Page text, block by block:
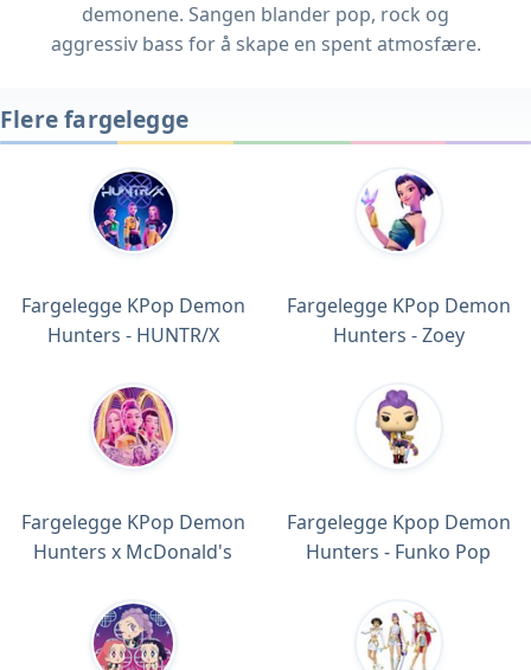
demonene. Sangen blander pop, rock og
aggressiv bass for å skape en spent atmosfære.
Flere fargelegge
Fargelegge KPop Demon
Hunters - HUNTR/X
Fargelegge KPop Demon
Hunters - Zoey
Fargelegge KPop Demon
Hunters x McDonald's
Fargelegge Kpop Demon
Hunters - Funko Pop